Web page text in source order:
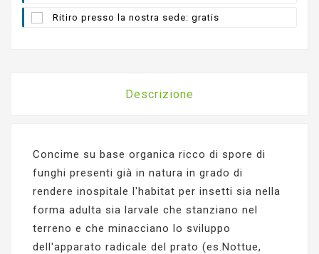
Ritiro presso la nostra sede: gratis
Descrizione
Concime su base organica ricco di spore di
funghi presenti già in natura in grado di
rendere inospitale l'habitat per insetti sia nella
forma adulta sia larvale che stanziano nel
terreno e che minacciano lo sviluppo
dell'apparato radicale del prato (es.Nottue,